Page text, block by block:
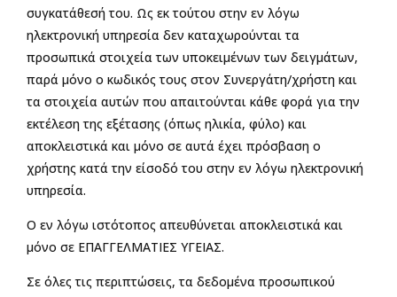
συγκατάθεσή του. Ως εκ τούτου στην εν λόγω
ηλεκτρονική υπηρεσία δεν καταχωρούνται τα
προσωπικά στοιχεία των υποκειμένων των δειγμάτων,
παρά μόνο ο κωδικός τους στον Συνεργάτη/χρήστη και
τα στοιχεία αυτών που απαιτούνται κάθε φορά για την
εκτέλεση της εξέτασης (όπως ηλικία, φύλο) και
αποκλειστικά και μόνο σε αυτά έχει πρόσβαση ο
χρήστης κατά την είσοδό του στην εν λόγω ηλεκτρονική
υπηρεσία.
Ο εν λόγω ιστότοπος απευθύνεται αποκλειστικά και
μόνο σε ΕΠΑΓΓΕΛΜΑΤΙΕΣ ΥΓΕΙΑΣ.
Σε όλες τις περιπτώσεις, τα δεδομένα προσωπικού